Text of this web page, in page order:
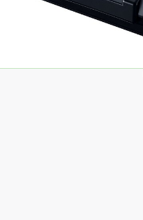
Toner zamiennik DT204LS